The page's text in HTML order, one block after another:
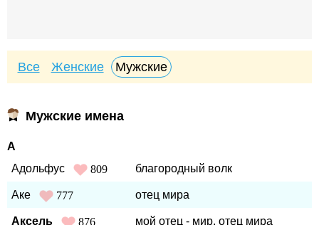
Все Женские Мужские
Мужские имена
А
Адольфус
809 благородный волк
Аке 777 отец мира
Аксель 876 мой отец - мир, отец мира